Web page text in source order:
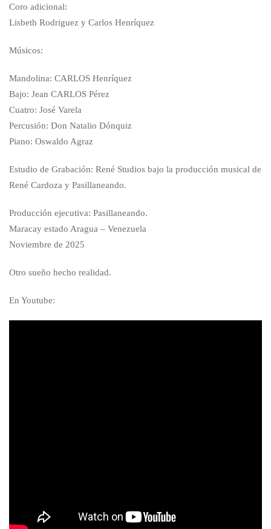
Coro adicional:
Lisbeth Rodriguez y Carlos Henríquez
Músicos:
Mandolina: CARLOS Henríquez
Bajo: Jean CARLOS Pérez
Cuatro: José Varela
Percusión: Don Natalio Dónquiz
Piano: Oswaldo Agraz
Estudio de Grabación: René Studios bajo la producción musical de
René Cardoza y Pasillaneando.
Producción ejecutiva: Pasillaneando.
Maracay estado Aragua – Venezuela
Noviembre de 2025
Otro sueño hecho realidad.
En Youtube: